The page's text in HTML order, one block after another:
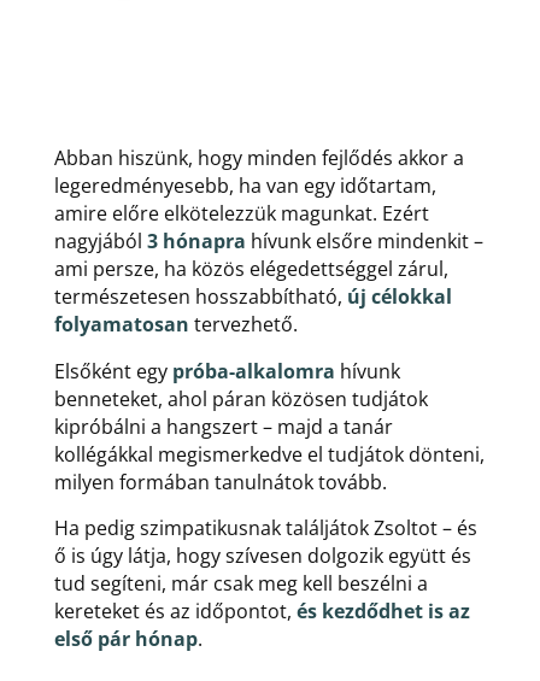
Abban hiszünk, hogy minden fejlődés akkor a
legeredményesebb, ha van egy időtartam,
amire előre elkötelezzük magunkat. Ezért
nagyjából 3 hónapra hívunk elsőre mindenkit –
ami persze, ha közös elégedettséggel zárul,
természetesen hosszabbítható, új célokkal
folyamatosan tervezhető.
Elsőként egy próba-alkalomra hívunk
benneteket, ahol páran közösen tudjátok
kipróbálni a hangszert – majd a tanár
kollégákkal megismerkedve el tudjátok dönteni,
milyen formában tanulnátok tovább.
Ha pedig szimpatikusnak találjátok Zsoltot – és
ő is úgy látja, hogy szívesen dolgozik együtt és
tud segíteni, már csak meg kell beszélni a
kereteket és az időpontot, és kezdődhet is az
első pár hónap.